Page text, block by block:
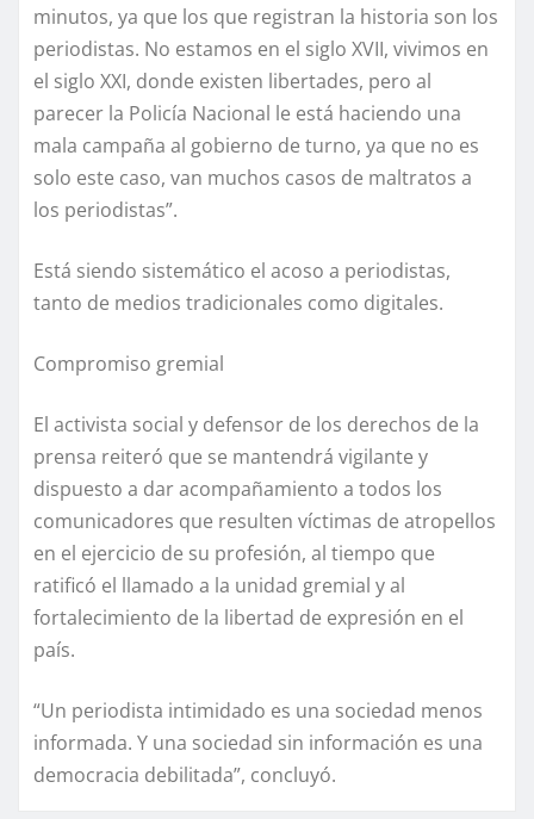
minutos, ya que los que registran la historia son los
periodistas. No estamos en el siglo XVII, vivimos en
el siglo XXI, donde existen libertades, pero al
parecer la Policía Nacional le está haciendo una
mala campaña al gobierno de turno, ya que no es
solo este caso, van muchos casos de maltratos a
los periodistas”.
Está siendo sistemático el acoso a periodistas,
tanto de medios tradicionales como digitales.
Compromiso gremial
El activista social y defensor de los derechos de la
prensa reiteró que se mantendrá vigilante y
dispuesto a dar acompañamiento a todos los
comunicadores que resulten víctimas de atropellos
en el ejercicio de su profesión, al tiempo que
ratificó el llamado a la unidad gremial y al
fortalecimiento de la libertad de expresión en el
país.
“Un periodista intimidado es una sociedad menos
informada. Y una sociedad sin información es una
democracia debilitada”, concluyó.